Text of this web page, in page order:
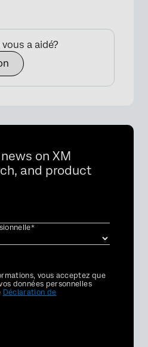
a aidé?
on XM
and product
vous acceptez que
données personnelles
Déclaration de